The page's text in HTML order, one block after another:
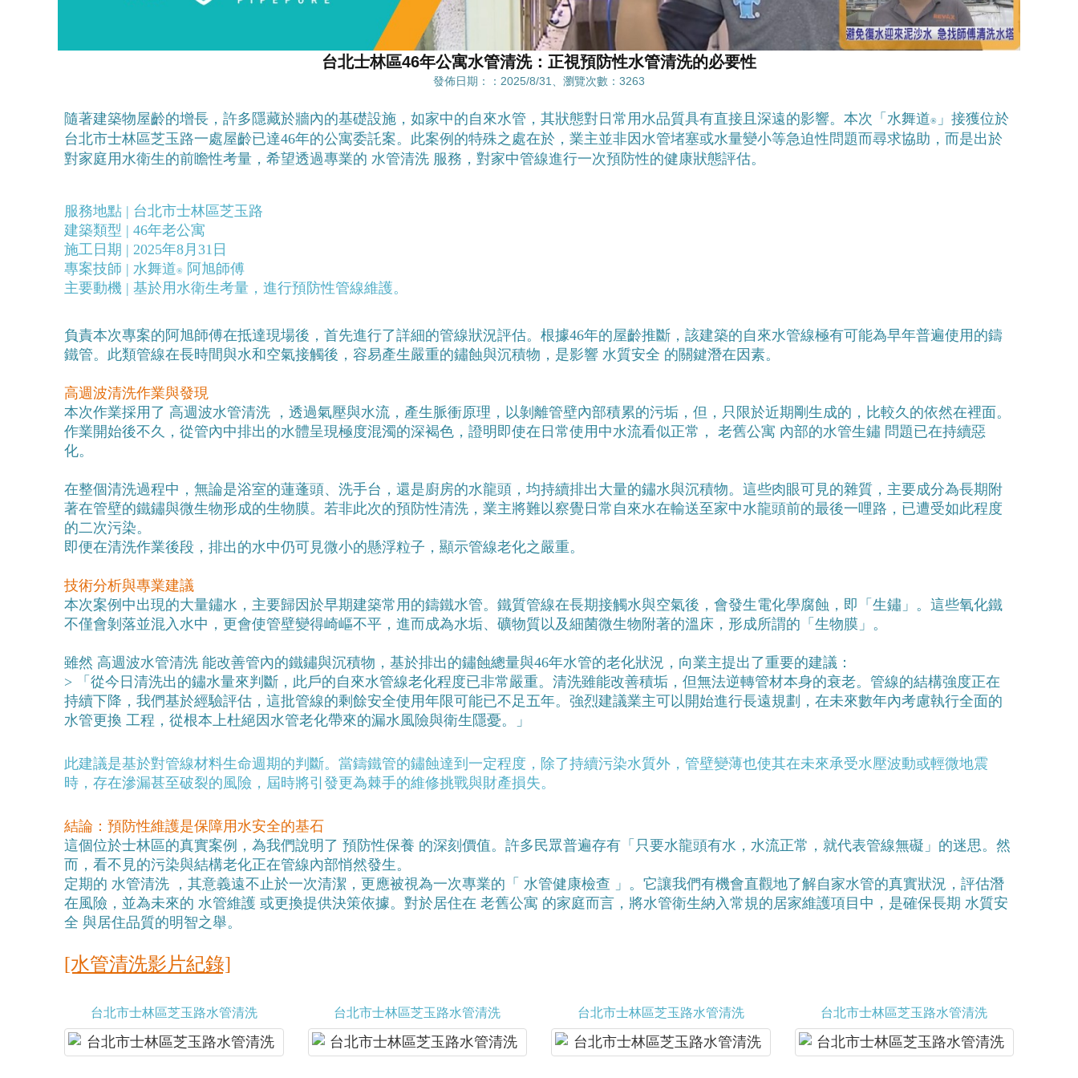
台北士林區46年公寓水管清洗：正視預防性水管清洗的必要性
發佈日期：：2025/8/31、瀏覽次數：3263
隨著建築物屋齡的增長，許多隱藏於牆內的基礎設施，如家中的自來水管，其狀態對日常用水品質具有直接且深遠的影響。本次「水舞道®️ 」接獲位於
台北市士林區芝玉路一處屋齡已達46年的公寓委託案。此案例的特殊之處在於，業主並非因水管堵塞或水量變小等急迫性問題而尋求協助，而是出於
對家庭用水衛生的前瞻性考量，希望透過專業的 水管清洗 服務，對家中管線進行一次預防性的健康狀態評估。
服務地點 | 台北市士林區芝玉路
建築類型 | 46年老公寓
施工日期 | 2025年8月31日
專案技師 | 水舞道®️
阿旭師傅
主要動機 | 基於用水衛生考量，進行預防性管線維護。
負責本次專案的阿旭師傅在抵達現場後，首先進行了詳細的管線狀況評估。根據46年的屋齡推斷，該建築的自來水管線極有可能為早年普遍使用的鑄
鐵管。此類管線在長時間與水和空氣接觸後，容易產生嚴重的鏽蝕與沉積物，是影響 水質安全 的關鍵潛在因素。
高週波清洗作業與發現
本次作業採用了 高週波水管清洗 ，透過氣壓與水流，產生脈衝原理，以剝離管壁內部積累的污垢，但，只限於近期剛生成的，比較久的依然在裡面。
作業開始後不久，從管內中排出的水體呈現極度混濁的深褐色，證明即使在日常使用中水流看似正常， 老舊公寓 內部的水管生鏽 問題已在持續惡
化。
在整個清洗過程中，無論是浴室的蓮蓬頭、洗手台，還是廚房的水龍頭，均持續排出大量的鏽水與沉積物。這些肉眼可見的雜質，主要成分為長期附
著在管壁的鐵鏽與微生物形成的生物膜。若非此次的預防性清洗，業主將難以察覺日常自來水在輸送至家中水龍頭前的最後一哩路，已遭受如此程度
的二次污染。
即便在清洗作業後段，排出的水中仍可見微小的懸浮粒子，顯示管線老化之嚴重。
技術分析與專業建議
本次案例中出現的大量鏽水，主要歸因於早期建築常用的鑄鐵水管。鐵質管線在長期接觸水與空氣後，會發生電化學腐蝕，即「生鏽」。這些氧化鐵
不僅會剝落並混入水中，更會使管壁變得崎嶇不平，進而成為水垢、礦物質以及細菌微生物附著的溫床，形成所謂的「生物膜」。
雖然 高週波水管清洗 能改善管內的鐵鏽與沉積物，基於排出的鏽蝕總量與46年水管的老化狀況，向業主提出了重要的建議：
> 「從今日清洗出的鏽水量來判斷，此戶的自來水管線老化程度已非常嚴重。清洗雖能改善積垢，但無法逆轉管材本身的衰老。管線的結構強度正在
持續下降，我們基於經驗評估，這批管線的剩餘安全使用年限可能已不足五年。強烈建議業主可以開始進行長遠規劃，在未來數年內考慮執行全面的
水管更換 工程，從根本上杜絕因水管老化帶來的漏水風險與衛生隱憂。」
此建議是基於對管線材料生命週期的判斷。當鑄鐵管的鏽蝕達到一定程度，除了持續污染水質外，管壁變薄也使其在未來承受水壓波動或輕微地震
時，存在滲漏甚至破裂的風險，屆時將引發更為棘手的維修挑戰與財產損失。
結論：預防性維護是保障用水安全的基石
這個位於士林區的真實案例，為我們說明了 預防性保養 的深刻價值。許多民眾普遍存有「只要水龍頭有水，水流正常，就代表管線無礙」的迷思。然
而，看不見的污染與結構老化正在管線內部悄然發生。
定期的 水管清洗 ，其意義遠不止於一次清潔，更應被視為一次專業的「 水管健康檢查 」。它讓我們有機會直觀地了解自家水管的真實狀況，評估潛
在風險，並為未來的 水管維護 或更換提供決策依據。對於居住在 老舊公寓 的家庭而言，將水管衛生納入常規的居家維護項目中，是確保長期 水質安
全 與居住品質的明智之舉。
[水管清洗影片紀錄]
台北市士林區芝玉路水管清洗 台北市士林區芝玉路水管清洗 台北市士林區芝玉路水管清洗 台北市士林區芝玉路水管清洗